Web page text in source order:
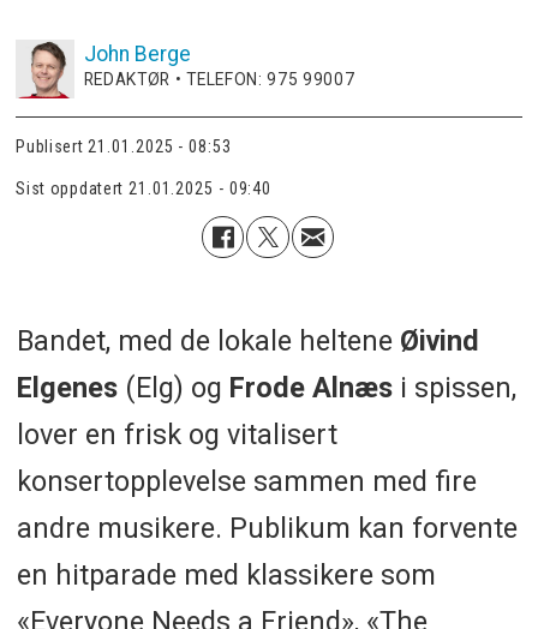
John Berge
REDAKTØR • TELEFON: 975 99007
Publisert 21.01.2025 - 08:53
Sist oppdatert 21.01.2025 - 09:40
Bandet, med de lokale heltene Øivind
Elgenes(Elg) og Frode Alnæsi spissen,
lover en frisk og vitalisert
konsertopplevelse sammen med fire
andre musikere. Publikum kan forvente
en hitparade med klassikere som
«Everyone Needs a Friend», «The